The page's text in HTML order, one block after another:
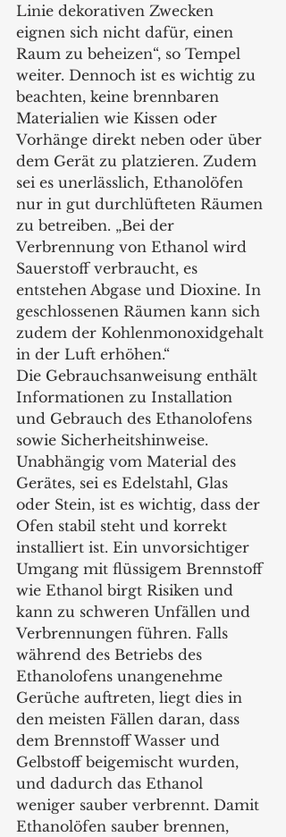
Linie dekorativen Zwecken
eignen sich nicht dafür, einen
Raum zu beheizen“, so Tempel
weiter. Dennoch ist es wichtig zu
beachten, keine brennbaren
Materialien wie Kissen oder
Vorhänge direkt neben oder über
dem Gerät zu platzieren. Zudem
sei es unerlässlich, Ethanolöfen
nur in gut durchlüfteten Räumen
zu betreiben. „Bei der
Verbrennung von Ethanol wird
Sauerstoff verbraucht, es
entstehen Abgase und Dioxine. In
geschlossenen Räumen kann sich
zudem der Kohlenmonoxidgehalt
in der Luft erhöhen.“
Die Gebrauchsanweisung enthält
Informationen zu Installation
und Gebrauch des Ethanolofens
sowie Sicherheitshinweise.
Unabhängig vom Material des
Gerätes, sei es Edelstahl, Glas
oder Stein, ist es wichtig, dass der
Ofen stabil steht und korrekt
installiert ist. Ein unvorsichtiger
Umgang mit flüssigem Brennstoff
wie Ethanol birgt Risiken und
kann zu schweren Unfällen und
Verbrennungen führen. Falls
während des Betriebs des
Ethanolofens unangenehme
Gerüche auftreten, liegt dies in
den meisten Fällen daran, dass
dem Brennstoff Wasser und
Gelbstoff beigemischt wurden,
und dadurch das Ethanol
weniger sauber verbrennt. Damit
Ethanolöfen sauber brennen,